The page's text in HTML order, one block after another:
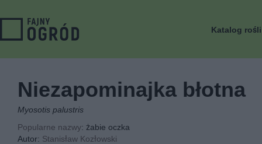
Katalog
Niezapominajka błotna
Myosotis palustris
Popularne nazwy: żabie oczka
Autor: Stanisław Kozłowski